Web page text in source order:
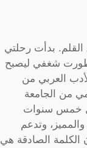
بدأت رحلتي
شغفي ليصبح
العربي من
من الجامعة
خمس سنوات
وتدعم
الكلمة الصادقة هي